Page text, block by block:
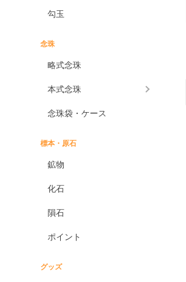
勾玉
念珠
略式念珠
本式念珠
念珠袋・ケース
標本・原石
鉱物
化石
隕石
ポイント
グッズ